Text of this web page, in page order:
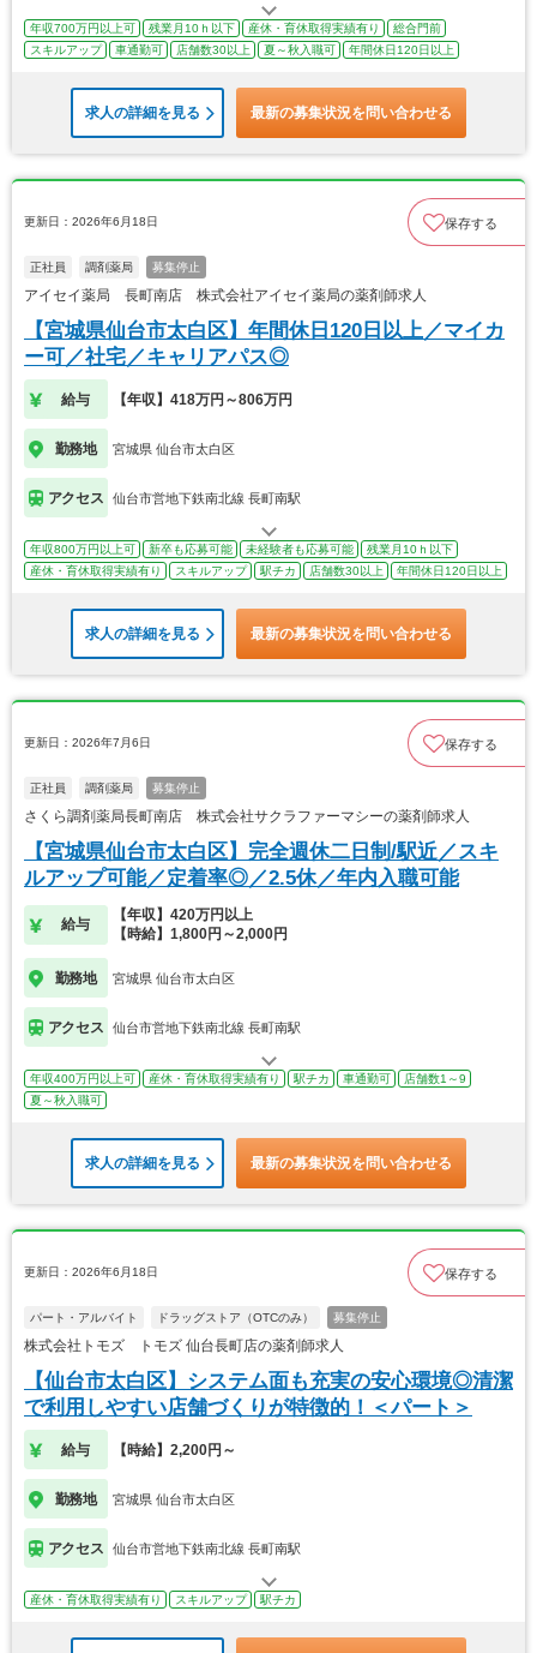
年収700万円以上可 残業月10ｈ以下 産休・育休取得実績有り
総合門前
スキルアップ
車通勤可 店舗数30以上 夏～秋入職可 年間休日120日以上
求人の詳細を見る 最新の募集状況を問い合わせる
更新日：2026年6月18日 保存する
正社員 調剤薬局 募集停止
アイセイ薬局 長町南店 株式会社アイセイ薬局の薬剤師求人
【宮城県仙台市太白区】年間休日120日以上／マイカ
ー可／社宅／キャリアパス◎
給与 【年収】418万円～806万円
勤務地 宮城県 仙台市太白区
アクセス 仙台市営地下鉄南北線 長町南駅
年収800万円以上可 新卒も応募可能 未経験者も応募可能
残業月10ｈ以下
産休・育休取得実績有り
スキルアップ 駅チカ 店舗数30以上 年間休日120日以上
求人の詳細を見る 最新の募集状況を問い合わせる
更新日：2026年7月6日 保存する
正社員 調剤薬局 募集停止
さくら調剤薬局長町南店 株式会社サクラファーマシーの薬剤師求人
【宮城県仙台市太白区】完全週休二日制/駅近／スキ
ルアップ可能／定着率◎／2.5休／年内入職可能
給与
【年収】420万円以上
【時給】1,800円～2,000円
勤務地 宮城県 仙台市太白区
アクセス 仙台市営地下鉄南北線 長町南駅
年収400万円以上可 産休・育休取得実績有り 駅チカ 車通勤可
店舗数1～9
夏～秋入職可
求人の詳細を見る 最新の募集状況を問い合わせる
更新日：2026年6月18日 保存する
パート・アルバイト ドラッグストア（OTCのみ） 募集停止
株式会社トモズ トモズ 仙台長町店の薬剤師求人
【仙台市太白区】システム面も充実の安心環境◎清潔
で利用しやすい店舗づくりが特徴的！＜パート＞
給与 【時給】2,200円～
勤務地 宮城県 仙台市太白区
アクセス 仙台市営地下鉄南北線 長町南駅
産休・育休取得実績有り スキルアップ 駅チカ